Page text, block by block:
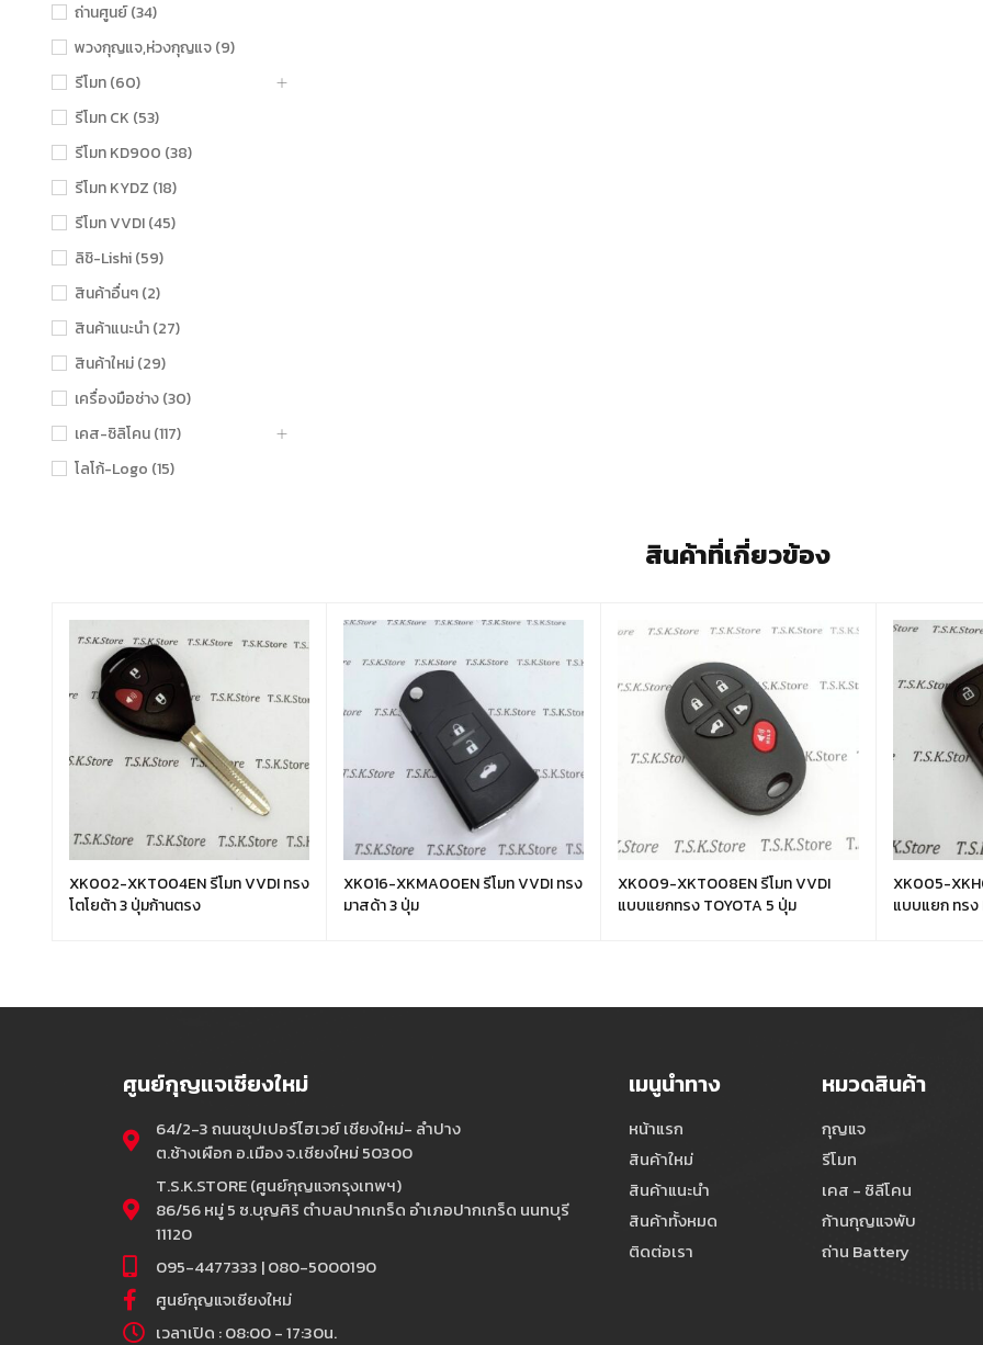
ถ่านศูนย์ (34)
พวงกุญแจ,ห่วงกุญแจ (9)
รีโมท (60)
รีโมท CK (53)
รีโมท KD900 (38)
รีโมท KYDZ (18)
รีโมท VVDI (45)
ลิชิ-Lishi (59)
สินค้าอื่นๆ (2)
สินค้าแนะนำ (27)
สินค้าใหม่ (29)
เครื่องมือช่าง (30)
เคส-ซิลิโคน (117)
โลโก้-Logo (15)
สินค้าที่เกี่ยวข้อง
XK002-XKTO04EN รีโมท VVDI ทรง
โตโยต้า 3 ปุ่มก้านตรง
XK016-XKMA00EN รีโมท VVDI ทรง
มาสด้า 3 ปุ่ม
XK009-XKTO08EN รีโมท VVDI
แบบแยกทรง TOYOTA 5 ปุ่ม
XK005-
ศูนย์กุญแจเชียงใหม่
64/2-3 ถนนซุปเปอร์ไฮเวย์ เชียงใหม่- ลำปาง
ต.ช้างเผือก อ.เมือง จ.เชียงใหม่ 50300
T.S.K.STORE (ศูนย์กุญแจกรุงเทพฯ)
86/56 หมู่ 5 ซ.บุญศิริ ตำบลปากเกร็ด อำเภอปากเกร็ด นนทบุรี
11120
095-4477333 | 080-5000190
ศูนย์กุญแจเชียงใหม่
เวลาเปิด : 08:00 - 17:30น.
เมนูนำทาง
หน้าแรก
สินค้าใหม่
สินค้าแนะนำ
สินค้าทั้งหมด
ติดต่อเรา
หมวดสินค้า
กุญแจ
รีโมท
เคส - ซิลีโคน
ก้านกุญแจพับ
ถ่าน Battery